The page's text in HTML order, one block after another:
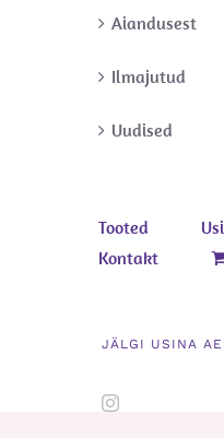
Aiandusest
Ilmajutud
Uudised
Tooted
Kontakt
JÄLGI USINA